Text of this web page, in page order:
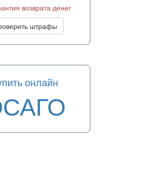
возврата денег
штрафы
онлайн